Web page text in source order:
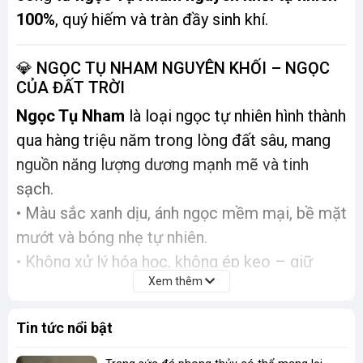
100%, quý hiếm và tràn đầy sinh khí.
💎 NGỌC TỤ NHAM NGUYÊN KHỐI – NGỌC
CỦA ĐẤT TRỜI
Ngọc Tụ Nham là loại ngọc tự nhiên hình thành
qua hàng triệu năm trong lòng đất sâu, mang
nguồn năng lượng dương mạnh mẽ và tinh
sạch.
• Màu sắc xanh dịu, ánh ngọc mềm mại, bề mặt
mướt và bóng nhẹ tự nhiên.
• Không xử lý hóa học, không ép keo – giữ
nguyên sự liền mạch và tươi sống của năng
• Chỉ chọn loại
hợp để chế tác linh vật phong thủy đại cát.
Xem thêm
Tin tức nổi bật